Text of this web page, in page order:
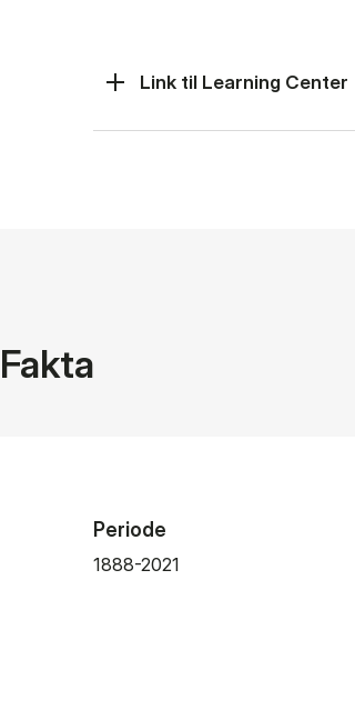
Link til Learning Center
Fakta
Periode
1888-2021